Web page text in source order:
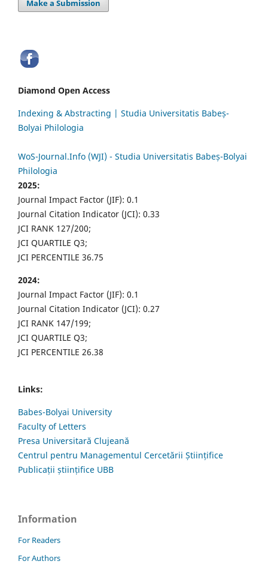
Make a Submission
Diamond Open Access
Indexing & Abstracting | Studia Universitatis Babeș-
Bolyai Philologia
WoS-Journal.Info (WJI) - Studia Universitatis Babeș-Bolyai
Philologia
2025:
Journal Impact Factor (JIF): 0.1
Journal Citation Indicator (JCI): 0.33
JCI RANK 127/200;
JCI QUARTILE Q3;
JCI PERCENTILE 36.75
2024:
Journal Impact Factor (JIF): 0.1
Journal Citation Indicator (JCI): 0.27
JCI RANK 147/199;
JCI QUARTILE Q3;
JCI PERCENTILE 26.38
Links:
Babes-Bolyai University
Faculty of Letters
Presa Universitară Clujeană
Centrul pentru Managementul Cercetării Științifice
Publicații științifice UBB
Information
For Readers
For Authors